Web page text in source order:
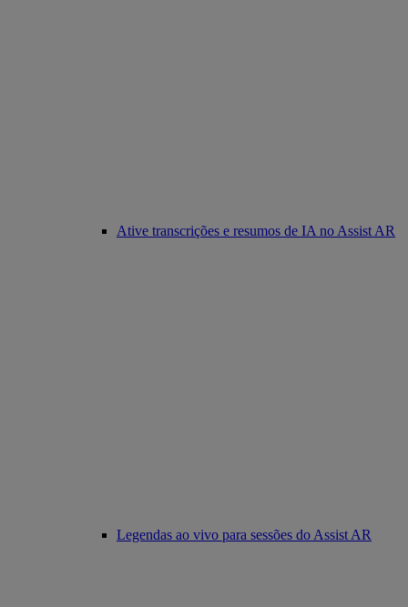
Ative transcrições e resumos de IA no Assist AR
Legendas ao vivo para sessões do Assist AR